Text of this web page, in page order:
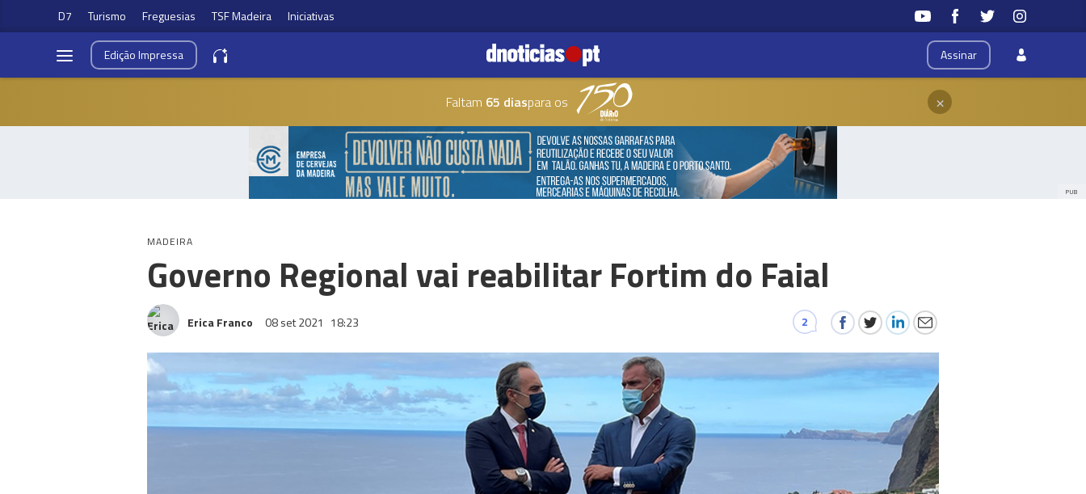
D7 Turismo Freguesias TSF Madeira Iniciativas
Assinar
EdiçãoImpressa
Faltam 65 diaspara os ×
PUB
MADEIRA
Governo Regional vai reabilitar Fortim do Faial
Erica Franco 08 set 2021 18:23 2